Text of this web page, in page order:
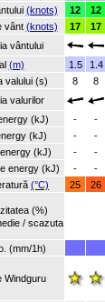
(knots) 12 12
vânt (knots) 17 17
vântului
(m) 1.5 1.4
valului (s)
8 8
valurilor
(kJ)
- -
(kJ)
- -
(kJ)
- -
energy (kJ)
- -
(°C) 25 26
(%)
/ scazuta
(mm/1h)
Windguru